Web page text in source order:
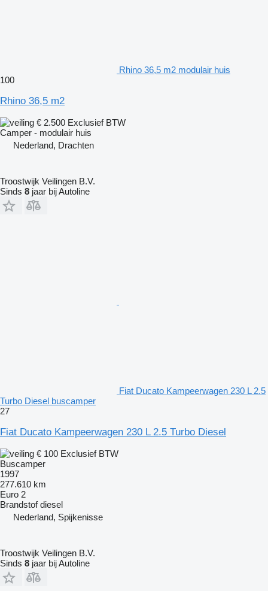
Rhino 36,5 m2 modulair huis
100
Rhino 36,5 m2
€ 2.500 Exclusief BTW
Camper - modulair huis
Nederland, Drachten
Troostwijk Veilingen B.V.
Sinds 8 jaar bij Autoline
Fiat Ducato Kampeerwagen 230 L 2.5
Turbo Diesel buscamper
27
Fiat Ducato Kampeerwagen 230 L 2.5 Turbo Diesel
€ 100 Exclusief BTW
Buscamper
1997
277.610 km
Euro 2
Brandstof diesel
Nederland, Spijkenisse
Troostwijk Veilingen B.V.
Sinds 8 jaar bij Autoline